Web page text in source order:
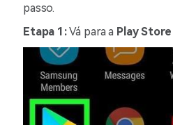
passo.
Etapa 1:Vá para a Play Store